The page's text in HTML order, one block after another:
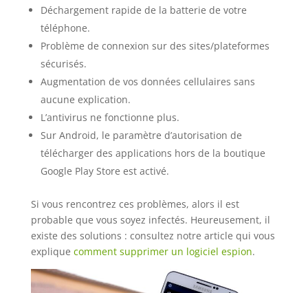
Déchargement rapide de la batterie de votre
téléphone.
Problème de connexion sur des sites/plateformes
sécurisés.
Augmentation de vos données cellulaires sans
aucune explication.
L’antivirus ne fonctionne plus.
Sur Android, le paramètre d’autorisation de
télécharger des applications hors de la boutique
Google Play Store est activé.
Si vous rencontrez ces problèmes, alors il est
probable que vous soyez infectés. Heureusement, il
existe des solutions : consultez notre article qui vous
explique comment supprimer un logiciel espion.